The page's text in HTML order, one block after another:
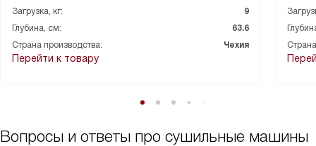
Загрузка, кг:
9
Глубина, см:
63.6
Страна производства:
Чехия
Перейти к товару
Вопросы и ответы про сушильные машины